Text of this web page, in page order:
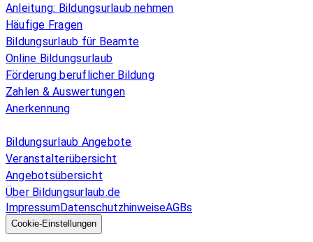
Anleitung: Bildungsurlaub nehmen
Häufige Fragen
Bildungsurlaub für Beamte
Online Bildungsurlaub
Förderung beruflicher Bildung
Zahlen & Auswertungen
Anerkennung
Bildungsurlaub Angebote
Veranstalterübersicht
Angebotsübersicht
Über Bildungsurlaub.de
ImpressumDatenschutzhinweiseAGBs
Cookie-Einstellungen